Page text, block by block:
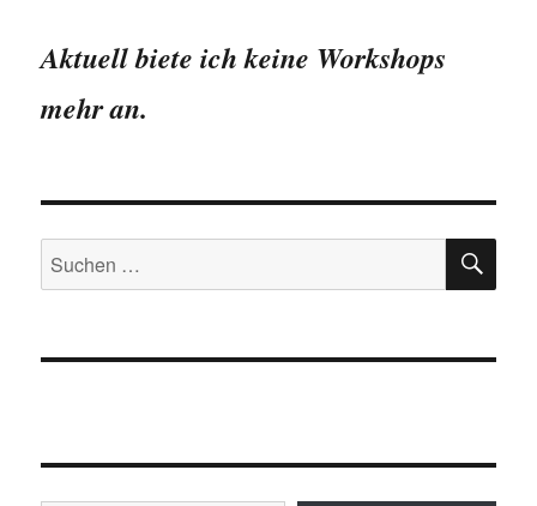
Aktuell biete ich keine Workshops
mehr an.
Suchen
nach:
Gib deine E-Mail-Adresse ein ...